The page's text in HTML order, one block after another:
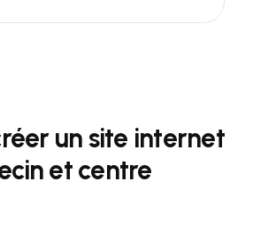
un site internet
et centre